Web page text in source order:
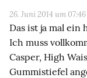
26. Juni 2014 um
Das ist ja mal ein
Ich muss
Casper, High
Gummistiefel